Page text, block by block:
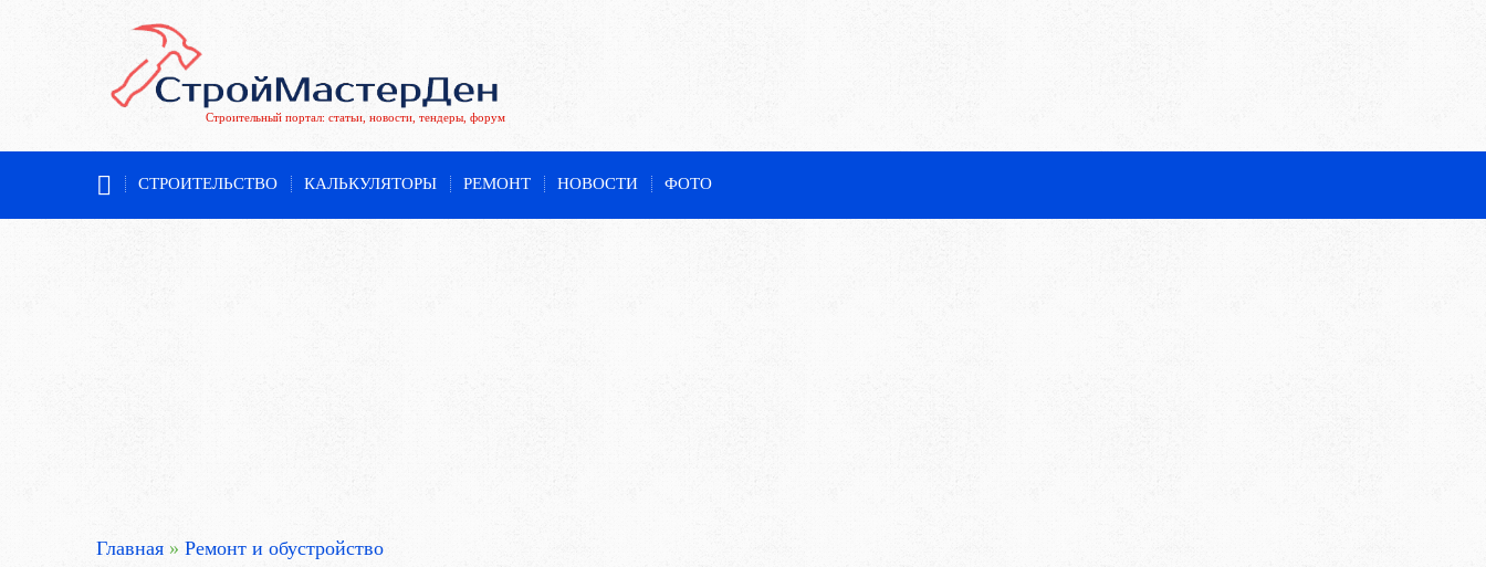
Строительный портал: статьи, новости, тендеры, форум
СТРОИТЕЛЬСТВО КАЛЬКУЛЯТОРЫ РЕМОНТ НОВОСТИ ФОТО
Главная » Ремонт и обустройство